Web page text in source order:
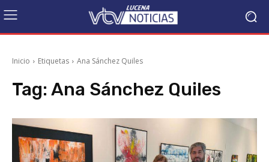
Inicio Etiquetas Ana Sánchez Quiles
Tag: Ana Sánchez Quiles